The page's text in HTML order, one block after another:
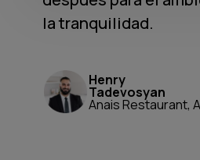
la tranquilidad.
Henry
Tadevosyan
Anais Restaurant,